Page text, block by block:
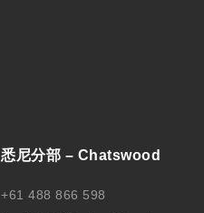
悉尼分部 – Chatswood
+61 488 866 598